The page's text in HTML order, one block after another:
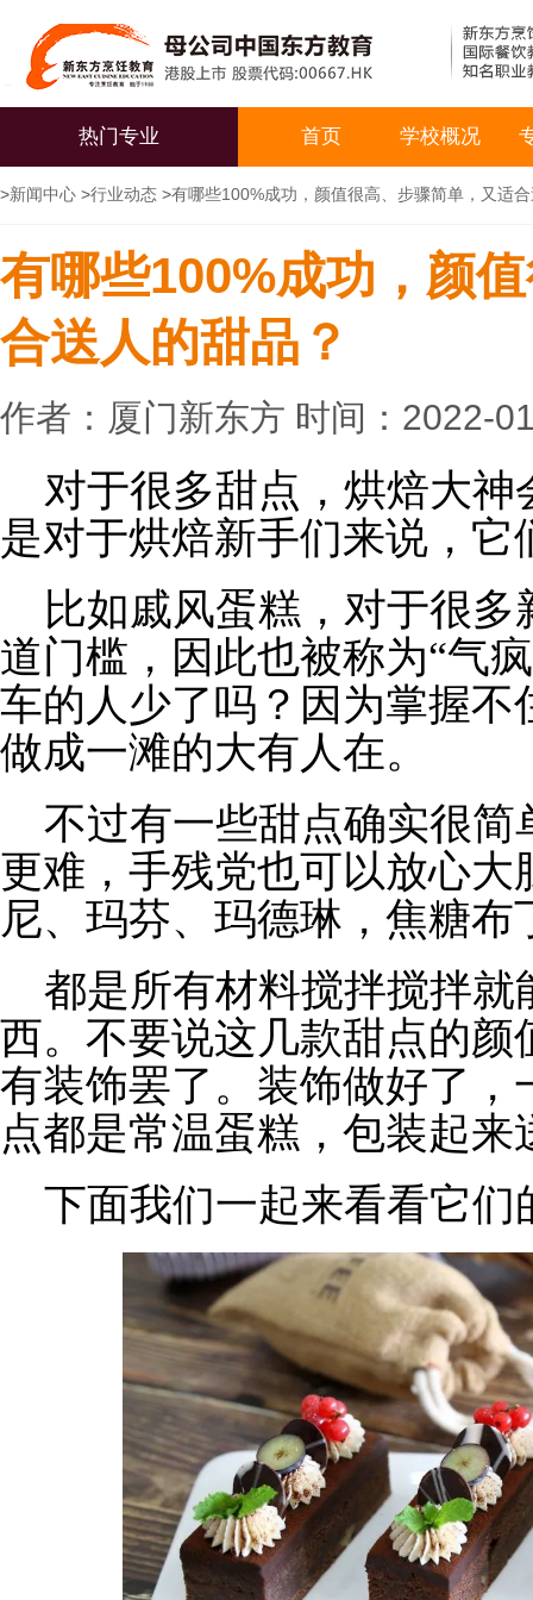
热门专业 首页 学校概况
>新闻中心 >行业动态 >有哪些100%成功，颜值很高、步骤简单，又适
有哪些100%成功，颜
合送人的甜品？
作者：厦门新东方 时间：2022-
对于很多甜点，烘焙大
是对于烘焙新手们来说，
比如戚风蛋糕，对于很
道门槛，因此也被称为“气
车的人少了吗？因为掌握
做成一滩的大有人在。
不过有一些甜点确实很
更难，手残党也可以放心
尼、玛芬、玛德琳，焦糖布
都是所有材料搅拌搅拌
西。不要说这几款甜点的
有装饰罢了。装饰做好了
点都是常温蛋糕，包装起来
下面我们一起来看看它们